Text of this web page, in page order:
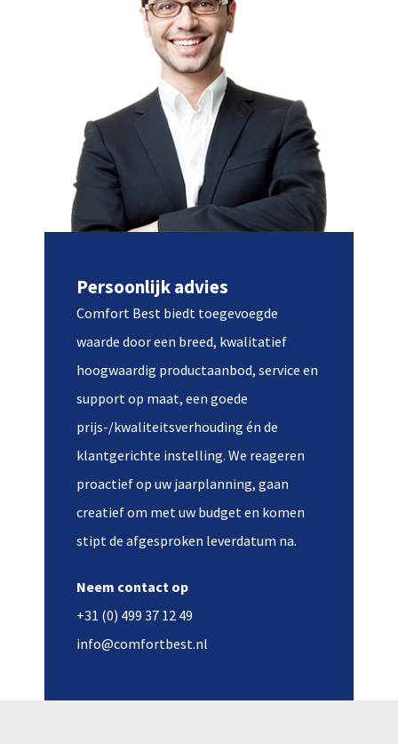
Persoonlijk advies
Comfort Best biedt toegevoegde
waarde door een breed, kwalitatief
hoogwaardig productaanbod, service en
support op maat, een goede
prijs-/kwaliteitsverhouding én de
klantgerichte instelling. We reageren
proactief op uw jaarplanning, gaan
creatief om met uw budget en komen
stipt de afgesproken leverdatum na.
Neem contact op
+31 (0) 499 37 12 49
info@comfortbest.nl